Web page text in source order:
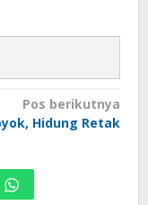
Pos berikutnya
Hidung Retak